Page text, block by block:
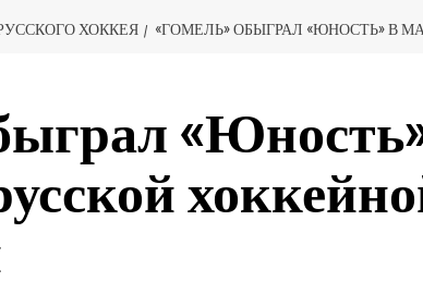
ХОККЕЯ «ГОМЕЛЬ» ОБЫГРАЛ «ЮНОСТЬ» В